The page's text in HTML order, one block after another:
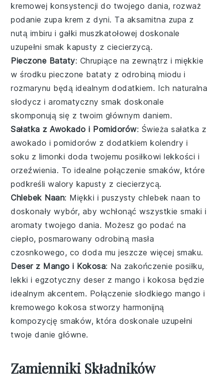
kremowej konsystencji do twojego dania, rozważ
podanie zupa krem z dyni. Ta aksamitna zupa z
nutą imbiru igałki muszkatołowej doskonale
uzupełni smakkapusty z ciecierzycą.
Pieczone Bataty: Chrupiące na zewnątrz i miękkie
w środku pieczone bataty z odrobinąmiodu i
rozmarynu będą idealnym dodatkiem. Ich naturalna
słodycz i aromatyczny smak doskonale
skomponują się z twoim głównym daniem.
Sałatka z Awokado i Pomidorów: Świeżasałatka z
awokado i pomidorów z dodatkiemkolendry i
soku z limonki doda twojemu posiłkowi lekkości i
orzeźwienia. To idealne połączenie smaków, które
podkreśli walory kapusty z ciecierzycą.
Chlebek Naan: Miękki i puszystychlebek naan to
doskonały wybór, aby wchłonąć wszystkie smaki i
aromaty twojego dania. Możesz go podać na
ciepło, posmarowany odrobiną masła
czosnkowego, co doda mu jeszcze więcej smaku.
Deser z Mango i Kokosa: Na zakończenie posiłku,
lekki i egzotyczny deser z mango i kokosa będzie
idealnym akcentem. Połączenie słodkiegomango i
kremowegokokosa stworzy harmonijną
kompozycję smaków, która doskonale uzupełni
twoje danie główne.
Zamienniki Składników